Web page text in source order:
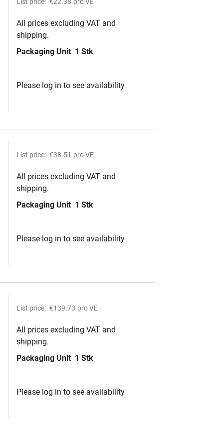
All prices excluding VAT and
shipping.
Packaging Unit 1 Stk
Please log in to see availability
List price: €38.51 pro VE
All prices excluding VAT and
shipping.
Packaging Unit 1 Stk
Please log in to see availability
List price: €139.73 pro VE
All prices excluding VAT and
shipping.
Packaging Unit 1 Stk
Please log in to see availability